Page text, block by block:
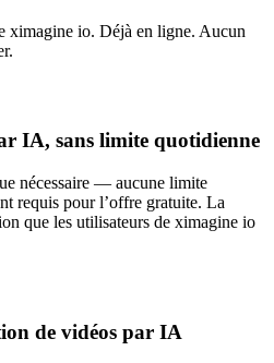
ximagine io. Déjà en ligne. Aucun
IA, sans limite quotidienne
nécessaire — aucune limite
requis pour l’offre gratuite. La
que les utilisateurs de ximagine io
de vidéos par IA